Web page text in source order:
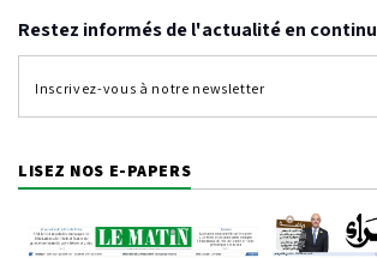
Restez informés de l'actualité en continu
LISEZ NOS E-PAPERS